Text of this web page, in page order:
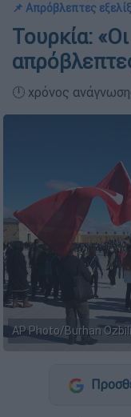
📌 Απρόβλεπτες
Τουρκία: «Οι
🕛 χρόνος
AP Photo/Burhan